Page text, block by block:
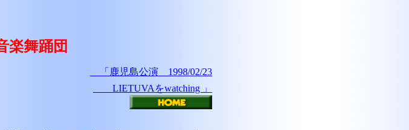
楽舞踊団
「鹿児島公演 1998/02/23
LIETUVAをwatching 」